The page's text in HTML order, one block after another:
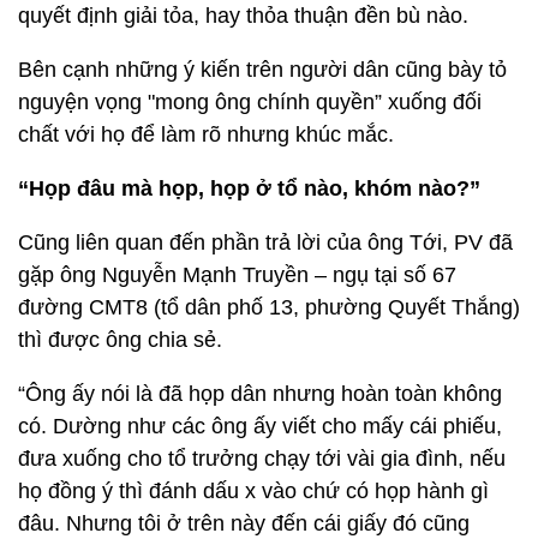
quyết định giải tỏa, hay thỏa thuận đền bù nào.
Bên cạnh những ý kiến trên người dân cũng bày tỏ
nguyện vọng "mong ông chính quyền” xuống đối
chất với họ để làm rõ nhưng khúc mắc.
“Họp đâu mà họp, họp ở tổ nào, khóm nào?”
Cũng liên quan đến phần trả lời của ông Tới, PV đã
gặp ông Nguyễn Mạnh Truyền – ngụ tại số 67
đường CMT8 (tổ dân phố 13, phường Quyết Thắng)
thì được ông chia sẻ.
“Ông ấy nói là đã họp dân nhưng hoàn toàn không
có. Dường như các ông ấy viết cho mấy cái phiếu,
đưa xuống cho tổ trưởng chạy tới vài gia đình, nếu
họ đồng ý thì đánh dấu x vào chứ có họp hành gì
đâu. Nhưng tôi ở trên này đến cái giấy đó cũng